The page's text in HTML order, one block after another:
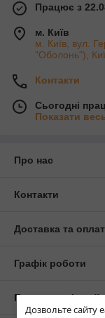
Дозвольте сайту
Працює з
м. Київ
м. Київ, вул.
"Оболонь"),
Контакти
Сьогодні
Показати
Про нас
Контакти
Доставка та
Графік роботи
Повна версія